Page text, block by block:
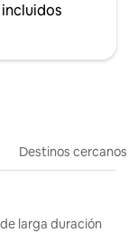
Destinos cercanos
larga duración